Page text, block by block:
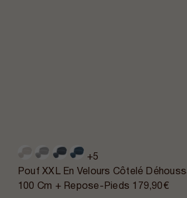
+5
Pouf XXL En Velours Côtelé
100 Cm + Repose-Pieds
179,90€